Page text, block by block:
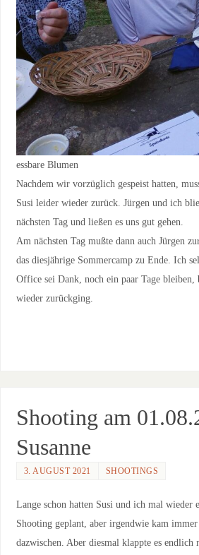
essbare Blumen
Nachdem wir vorzüglich gespeist hatten,
Susi leider wieder zurück. Jürgen und ich
nächsten Tag und ließen es uns gut gehen.
Am nächsten Tag mußte dann auch Jürgen
das diesjährige Sommercamp zu Ende. Ich
Office sei Dank, noch ein paar Tage bleiben,
wieder zurückging.
Shooting am
Susanne
3. AUGUST 2021 SHOOTINGS
Lange schon hatten Susi und ich mal wieder
Shooting geplant, aber irgendwie kam
dazwischen. Aber diesmal klappte es endlich